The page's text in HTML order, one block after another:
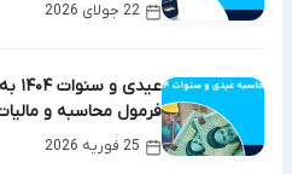
22 جولای 2026
فرمول محاسبه و
25 فوریه 2026